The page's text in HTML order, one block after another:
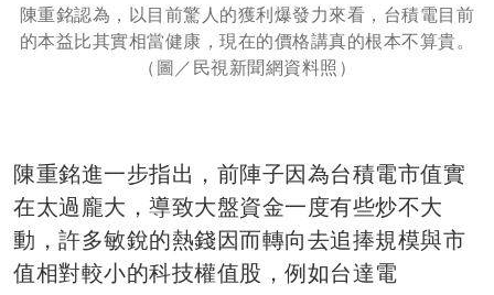
陳重銘認為，以目前驚人的獲利爆發力來看，台積電目前
的本益比其實相當健康，現在的價格講真的根本不算貴。
（圖／民視新聞網資料照）
陳重銘進一步指出，前陣子因為台積電市值實
在太過龐大，導致大盤資金一度有些炒不大
動，許多敏銳的熱錢因而轉向去追捧規模與市
值相對較小的科技權值股，例如台達電